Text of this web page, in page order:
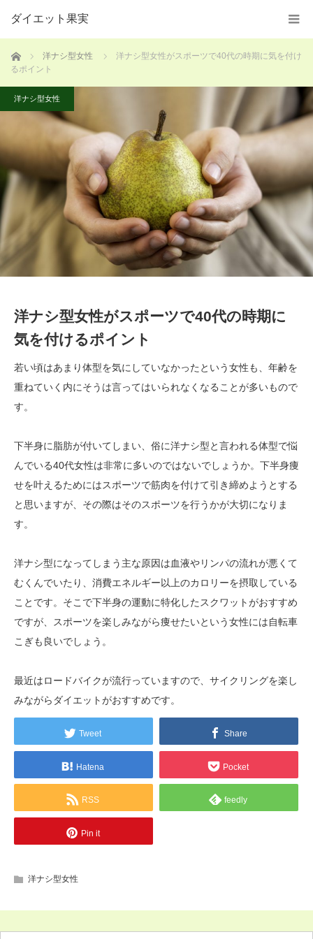
ダイエット果実
ホーム 洋ナシ型女性
洋ナシ型女性がスポーツで40代の時期に気を付け
るポイント
洋ナシ型女性
洋ナシ型女性がスポーツで40代の時期に
気を付けるポイント
若い頃はあまり体型を気にしていなかったという女性も、年齢を
重ねていく内にそうは言ってはいられなくなることが多いもので
す。
下半身に脂肪が付いてしまい、俗に洋ナシ型と言われる体型で悩
んでいる40代女性は非常に多いのではないでしょうか。下半身痩
せを叶えるためにはスポーツで筋肉を付けて引き締めようとする
と思いますが、その際はそのスポーツを行うかが大切になりま
す。
洋ナシ型になってしまう主な原因は血液やリンパの流れが悪くて
むくんでいたり、消費エネルギー以上のカロリーを摂取している
ことです。そこで下半身の運動に特化したスクワットがおすすめ
ですが、スポーツを楽しみながら痩せたいという女性には自転車
こぎも良いでしょう。
最近はロードバイクが流行っていますので、サイクリングを楽し
みながらダイエットがおすすめです。
Tweet Share
Hatena Pocket
RSS feedly
Pin it
洋ナシ型女性